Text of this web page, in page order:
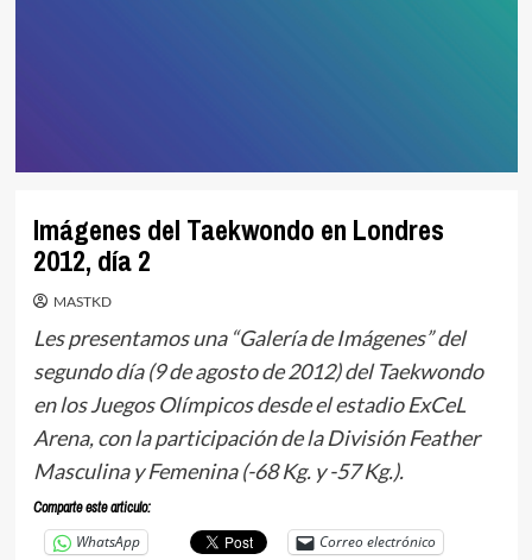
Imágenes del Taekwondo en Londres
2012, día 2
MASTKD
Les presentamos una “Galería de Imágenes” del
segundo día (9 de agosto de 2012) del Taekwondo
en los Juegos Olímpicos desde el estadio ExCeL
Arena, con la participación de la División Feather
Masculina y Femenina (-68 Kg. y -57 Kg.).
Comparte este articulo:
WhatsApp
Correo electrónico